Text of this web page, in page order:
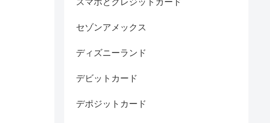
セゾンアメックス
ディズニーランド
デビットカード
デポジットカード